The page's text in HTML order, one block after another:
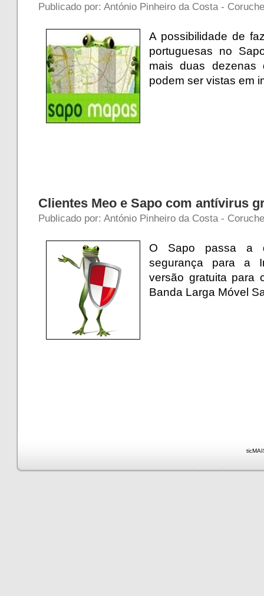
Publicado por: António Pinheiro da Costa -
A possibilidade de
portuguesas no
mais duas dezenas
podem ser vistas em
Clientes Meo e Sapo com antívirus
Publicado por: António Pinheiro da Costa -
O Sapo passa a
segurança para a
versão gratuita para
Banda Larga Móvel